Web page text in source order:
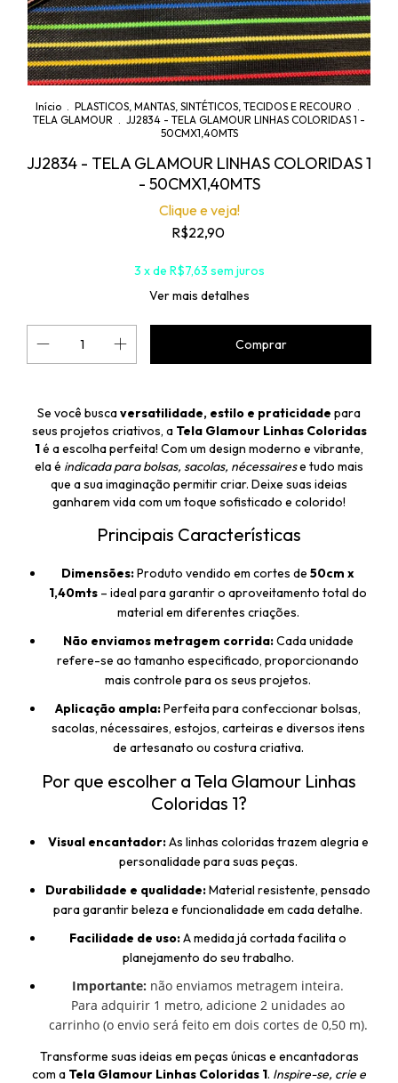
Início . PLASTICOS, MANTAS, SINTÉTICOS, TECIDOS E RECOURO .
TELA GLAMOUR . JJ2834 - TELA GLAMOUR LINHAS COLORIDAS 1 -
50CMX1,40MTS
JJ2834 - TELA GLAMOUR LINHAS COLORIDAS 1
- 50CMX1,40MTS
Clique e veja!
R$22,90
3 x de R$7,63 sem juros
Ver mais detalhes
Se você buscaversatilidade, estilo e praticidade para
seus projetos criativos, a Tela Glamour Linhas Coloridas
1é a escolha perfeita! Com um design moderno e vibrante,
ela é indicada para bolsas, sacolas, nécessairese tudo mais
que a sua imaginação permitir criar. Deixe suas ideias
ganharem vida com um toque sofisticado e colorido!
Principais Características
Dimensões:Produto vendido em cortes de 50cm x
1,40mts – ideal para garantir o aproveitamento total do
material em diferentes criações.
Não enviamos metragem corrida:Cada unidade
refere-se ao tamanho especificado, proporcionando
mais controle para os seus projetos.
Aplicação ampla:Perfeita para confeccionar bolsas,
sacolas, nécessaires, estojos, carteiras e diversos itens
de artesanato ou costura criativa.
Por que escolher a Tela Glamour Linhas
Coloridas 1?
Visual encantador:As linhas coloridas trazem alegria e
personalidade para suas peças.
Durabilidade e qualidade:Material resistente, pensado
para garantir beleza e funcionalidade em cada detalhe.
Facilidade de uso:A medida já cortada facilita o
planejamento do seu trabalho.
Importante: não enviamos metragem inteira.
Para adquirir 1 metro, adicione 2 unidades ao
carrinho (o envio será feito em dois cortes de 0,50 m).
Transforme suas ideias em peças únicas e encantadoras
com a Tela Glamour Linhas Coloridas 1. Inspire-se, crie e